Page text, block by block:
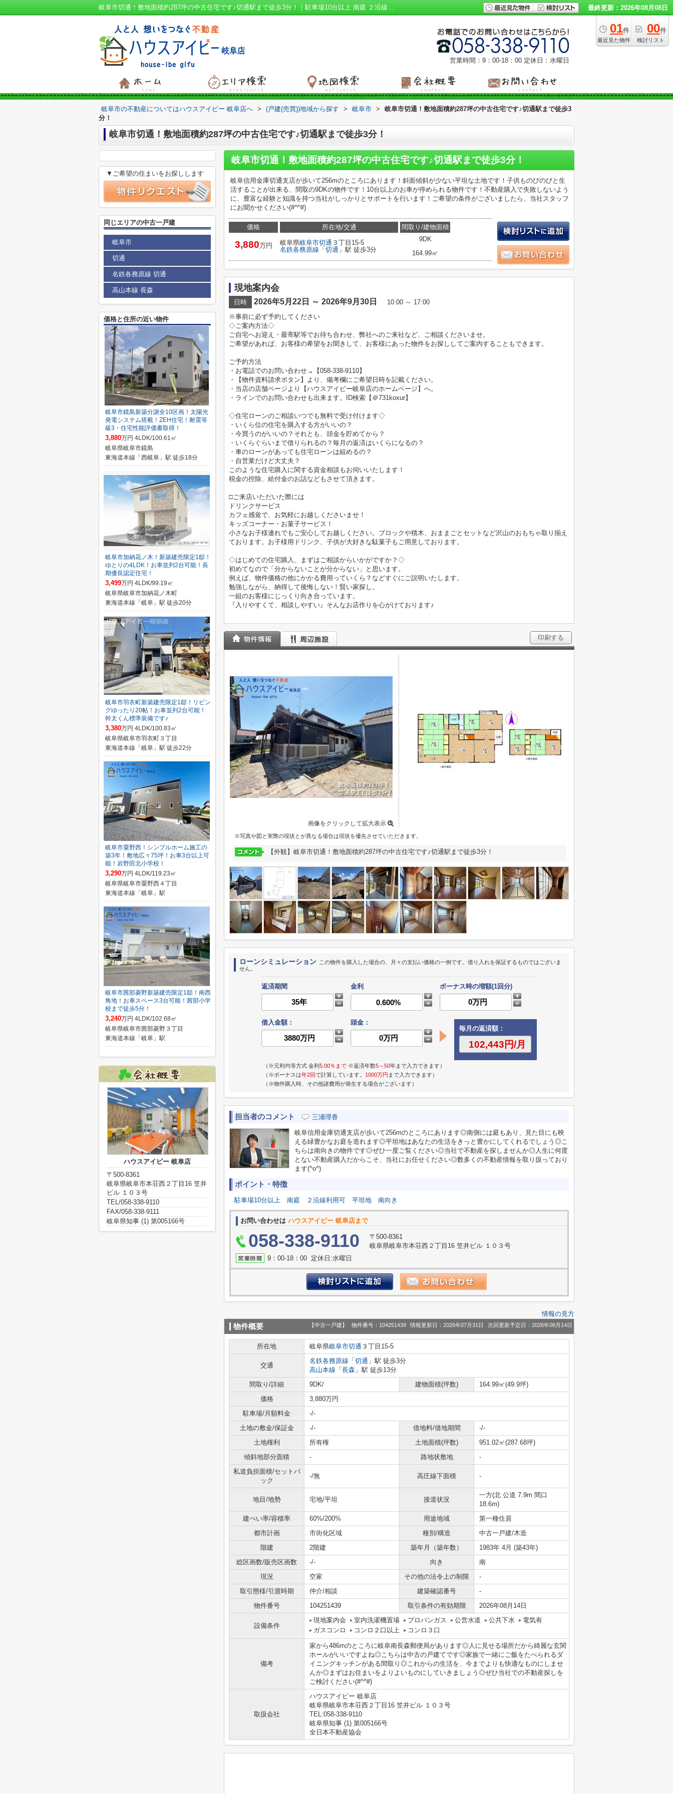
岐阜市切通！敷地面積約287坪の中古住宅です♪切通駅まで徒歩3分！｜駐車場10台以上 南庭 ２沿線利用可 平坦地 南向き｜岐阜市の建売｜ハウスアイビー 岐阜店 最終更新：2026年08月08日
01件
最近見た物件
00件
検討リスト
営業時間：9：00‐18：00 定休日：水曜日
岐阜市の不動産についてはハウスアイビー 岐阜店へ > (戸建(売買))地域から探す > 岐阜市 >
岐阜市切通！敷地面積約287坪の中古住宅です♪切通駅まで徒歩3
分！
岐阜市切通！敷地面積約287坪の中古住宅です♪切通駅まで徒歩3分！
岐阜市切通！敷地面積約287坪の中古住宅です♪切通駅まで徒歩3分！
岐阜信用金庫切通支店が歩いて256mのところにあります！斜面傾斜が少ない平坦な土地です！子供ものびのびと生
活することが出来る、間取の9DKの物件です！10台以上のお車が停められる物件です！不動産購入で失敗しないよう
に、豊富な経験と知識を持つ当社がしっかりとサポートを行います！ご希望の条件がございましたら、当社スタッフ
にお聞かせください(#^^#)
価格
3,880万円
所在地/交通
岐阜県岐阜市切通 ３丁目15-5
名鉄各務原線 「 切通 」駅 徒歩3分
間取り/建物面積
9DK
164.99㎡
現地案内会
日時 2026年5月22日 ～ 2026年9月30日
10:00 ～ 17:00
※事前に必ず予約してください
◇ご案内方法◇
ご自宅へお迎え・最寄駅等でお待ち合わせ、弊社へのご来社など、ご相談くださいませ。
ご希望があれば、お客様の希望をお聞きして、お客様にあった物件をお探ししてご案内することもできます。
ご予約方法
・お電話でのお問い合わせ→【058-338-9110】
・【物件資料請求ボタン】より、備考欄にご希望日時を記載ください。
・当店の店舗ページより【ハウスアイビー岐阜店のホームページ】へ。
・ラインでのお問い合わせも出来ます。ID検索【＠731koxur】
◇住宅ローンのご相談いつでも無料で受け付けます◇
・いくら位の住宅を購入する方がいいの？
・今買うのがいいの？それとも、頭金を貯めてから？
・いくらぐらいまで借りられるの？毎月の返済はいくらになるの？
・車のローンがあっても住宅ローンは組めるの？
・自営業だけど大丈夫？
このような住宅購入に関する資金相談もお伺いいたします！
税金の控除、給付金のお話などもさせて頂きます。
□ご来店いただいた際には
ドリンクサービス
カフェ感覚で、お気軽にお越しくださいませ！
キッズコーナー・お菓子サービス！
小さなお子様連れでもご安心してお越しください。ブロックや積木、おままごとセットなど沢山のおもちゃ取り揃え
ております。お子様用ドリンク、子供が大好きな駄菓子もご用意しております。
◇はじめての住宅購入、まずはご相談からいかがですか？◇
初めてなので「分からないことが分からない」と思います。
例えば、物件価格の他にかかる費用っていくら？などすぐにご説明いたします。
勉強しながら、納得して後悔しない！賢い家探し。
一組のお客様にじっくり向き合っています。
『入りやすくて、相談しやすい』そんなお店作りを心がけております♪
印刷する
画像をクリックして拡大表示
※写真や図と実際の現状とが異なる場合は現状を優先させていただきます。
【外観】岐阜市切通！敷地面積約287坪の中古住宅です♪切通駅まで徒歩3分！
ローンシミュレーション この物件を購入した場合の、月々の支払い価格の一例です。借り入れを保証するものではございま
せん。
返済期間 金利 ボーナス時の増額(1回分)
借入金額：
頭金：
毎月の返済額：
（※元利均等方式 金利5.00％まで ※返済年数5～50年まで入力できます）
（※ボーナスは年2回で計算しています。 1000万円 まで入力できます）
（※物件購入時、その他諸費用が発生する場合がございます）
担当者のコメント 三浦理香
岐阜信用金庫切通支店が歩いて256mのところにあります◎南側には庭もあり、見た目にも映
える緑豊かなお庭を造れます◎平坦地はあなたの生活をきっと豊かにしてくれるでしょう◎こ
ちらは南向きの物件です◎ぜひ一度ご覧ください◎当社で不動産を探しませんか◎人生に何度
とない不動産購入だからこそ、当社にお任せください◎数多くの不動産情報を取り扱っており
ます(^o^)
ポイント・特徴
駐車場10台以上 南庭 ２沿線利用可 平坦地 南向き
お問い合わせは ハウスアイビー 岐阜店まで
058-338-9110
〒500-8361
岐阜県岐阜市本荘西２丁目16 笠井ビル １０３号
9：00‐18：00 定休日:水曜日
情報の見方
物件概要 【中古一戸建】 物件番号：104251439 情報更新日：2026年07月31日 次回更新予定日：2026年08月14日
所在地 岐阜県岐阜市切通 ３丁目15-5
交通
名鉄各務原線 「 切通 」駅 徒歩3分
高山本線 「 長森 」駅 徒歩13分
間取り/詳細
9DK/ 建物面積(坪数)
164.99㎡(49.9坪)
価格
3,880万円
駐車場/月額料金
-/-
土地の敷金/保証金
-/- 借地料/借地期間
-/-
土地権利
所有権 土地面積(坪数)
951.02㎡(287.68坪)
傾斜地部分面積
- 路地状敷地
-
私道負担面積/セットバ
ック
-/無 高圧線下面積 -
地目/地勢 宅地/平坦 接道状況
一方(北 公道 7.9m 間口
18.6m)
建ぺい率/容積率
60%/200% 用途地域
第一種住居
都市計画
市街化区域 種別/構造
中古一戸建/木造
階建
2階建 築年月（築年数）
1983年 4月 (築43年)
総区画数/販売区画数
-/- 向き
南
現況
空家 その他の法令上の制限
-
取引態様/引渡時期
仲介/相談 建築確認番号
-
物件番号
104251439 取引条件の有効期限 2026年08月14日
設備条件
現地案内会 室内洗濯機置場 プロパンガス 公営水道 公共下水
電気有
ガスコンロ
コンロ２口以上 コンロ３口
備考
家から486mのところに岐阜南長森郵便局があります◎人に見せる場所だから綺麗な玄関
ホールがいいですよね◎こちらは中古の戸建てです◎家族で一緒にご飯をたべられるダ
イニングキッチンがある間取り◎これからの生活を、今までよりも快適なものにしませ
んか◎まずはお住まいをよりよいものにしていきましょう◎ぜひ当社での不動産探しを
ご検討ください(#^^#)
取扱会社
ハウスアイビー 岐阜店
岐阜県岐阜市本荘西２丁目16 笠井ビル １０３号
TEL:058-338-9110
岐阜県知事 (1) 第005166号
全日本不動産協会
▼ご希望の住まいをお探しします
同じエリアの中古一戸建
岐阜市
切通
名鉄各務原線 切通
高山本線 長森
価格と住所の近い物件
岐阜市鏡島新築分譲全10区画！太陽光
発電システム搭載！ZEH住宅！耐震等
級3・住宅性能評価書取得！
3,880万円 4LDK/100.61㎡
岐阜県岐阜市鏡島
東海道本線「西岐阜」駅 徒歩18分
岐阜市加納花ノ木！新築建売限定1邸！
ゆとりの4LDK！お車並列2台可能！長
期優良認定住宅！
3,499万円 4LDK/99.19㎡
岐阜県岐阜市加納花ノ木町
東海道本線「岐阜」駅 徒歩20分
岐阜市羽衣町新築建売限定1邸！リビン
グゆったり20帖！お車並列2台可能！
幹太くん標準装備です♪
3,380万円 4LDK/100.83㎡
岐阜県岐阜市羽衣町３丁目
東海道本線「岐阜」駅 徒歩22分
岐阜市粟野西！シンプルホーム施工の
築3年！敷地広々75坪！お車3台以上可
能！岩野田北小学校！
3,290万円 4LDK/119.23㎡
岐阜県岐阜市粟野西４丁目
東海道本線「岐阜」駅
岐阜市茜部菱野新築建売限定1邸！南西
角地！お車スペース3台可能！茜部小学
校まで徒歩5分！
3,240万円 4LDK/102.68㎡
岐阜県岐阜市茜部菱野３丁目
東海道本線「岐阜」駅
ハウスアイビー 岐阜店
〒500-8361
岐阜県岐阜市本荘西２丁目16 笠井
ビル １０３号
TEL/058-338-9110
FAX/058-338-9111
岐阜県知事 (1) 第005166号